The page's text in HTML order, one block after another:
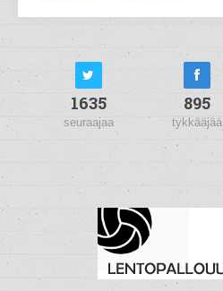
1635
seuraajaa
895
tykkääjää